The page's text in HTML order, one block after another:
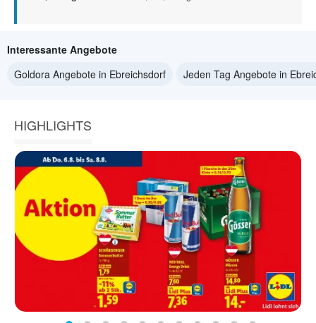
Interessante Angebote
Goldora Angebote in Ebreichsdorf
Jeden Tag Angebote in
HIGHLIGHTS